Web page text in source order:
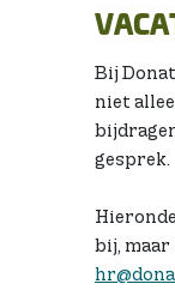
Bij
niet
gesprek.
bij, maar